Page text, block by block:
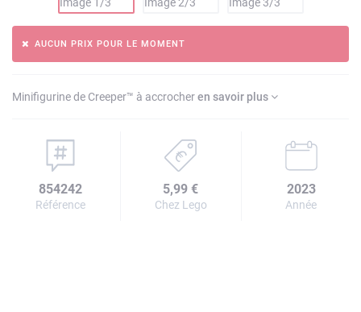
AUCUN PRIX POUR LE MOMENT
Minifigurine de Creeper™ à accrocheren savoir plus
854242
Référence
5,99 €
Chez Lego
2023
Année